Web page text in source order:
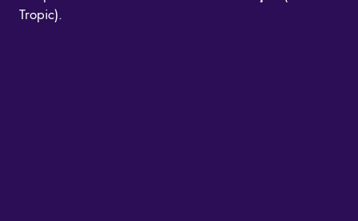
Tropic).